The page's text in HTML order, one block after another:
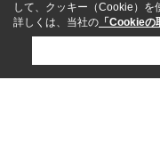
して、クッキー（Cookie）を
詳しくは、当社の 「Cookieの